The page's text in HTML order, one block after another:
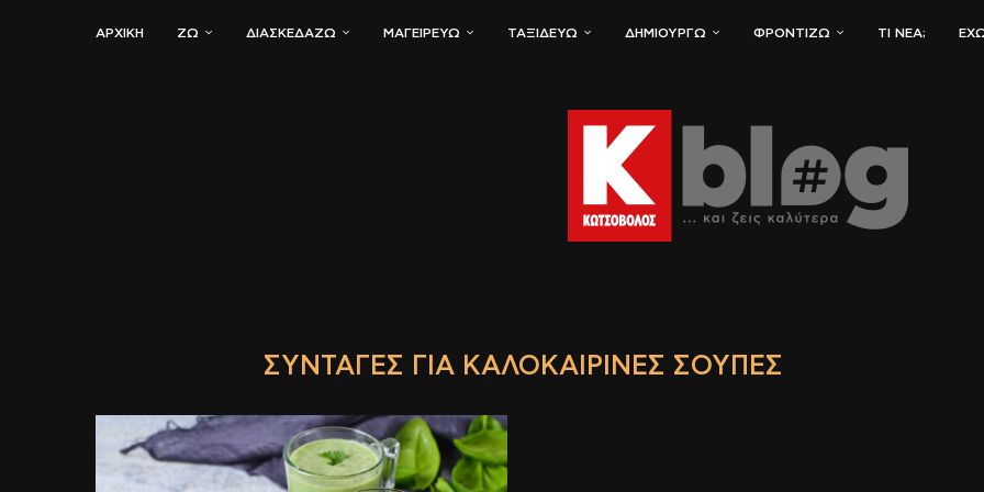
ΑΡΧΙΚΗ ΖΏ ΔΙΑΣΚΕΔΆΖΩ ΜΑΓΕΙΡΕΎΩ ΤΑΞΙΔΕΎΩ ΔΗΜΙΟΥΡΓΏ ΦΡΟΝΤΊΖΩ ΤΙ ΝΈΑ;
ΣΥΝΤΑΓΈΣ ΓΙΑ ΚΑΛΟΚΑΙΡΙΝΈΣ ΣΟΎΠΕΣ